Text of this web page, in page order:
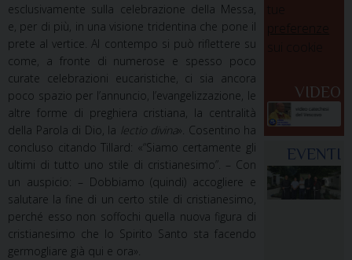
esclusivamente sulla celebrazione della Messa,
e, per di più, in una visione tridentina che pone il
prete al vertice. Al contempo si può riflettere su
come, a fronte di numerose e spesso poco
curate celebrazioni eucaristiche, ci sia ancora
poco spazio per l’annuncio, l’evangelizzazione, le
altre forme di preghiera cristiana, la centralità
della Parola di Dio, la lectio divina». Cosentino ha
concluso citando Tillard: «“Siamo certamente gli
ultimi di tutto uno stile di cristianesimo”. – Con
un auspicio: – Dobbiamo (quindi) accogliere e
salutare la fine di un certo stile di cristianesimo,
perché esso non soffochi quella nuova figura di
cristianesimo che lo Spirito Santo sta facendo
germogliare già qui e ora».
VIDEO
EVENTI